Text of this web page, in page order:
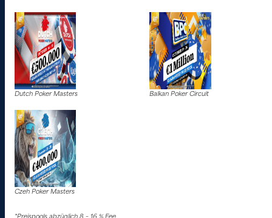
Dutch Poker Masters Balkan Poker Circuit
Czeh Poker Masters